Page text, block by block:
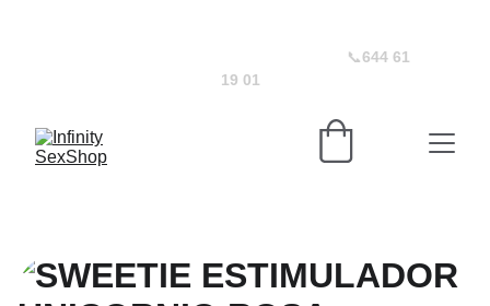
📞644 61
19 01